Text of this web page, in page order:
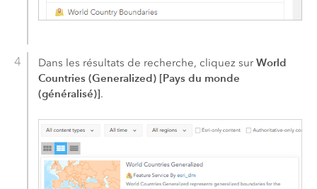
Dans les résultats de recherche, cliquez surWorld
Countries (Generalized) [Pays du monde
(généralisé)].